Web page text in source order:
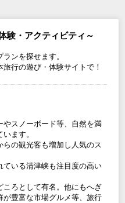
験・アクティビティ～
ンを探せます。
行の遊び・体験サイトで！
やスノーボード等、自然を満
ます。
の観光客も増加し人気のス
ている清津峡も注目度の高い
ころとして有名。他にもへぎ
が豊富な市場グルメ等、旅行